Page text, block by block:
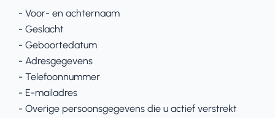
- Voor- en achternaam
- Geslacht
- Geboortedatum
- Adresgegevens
- Telefoonnummer
- E-mailadres
- Overige persoonsgegevens die u actief verstrekt